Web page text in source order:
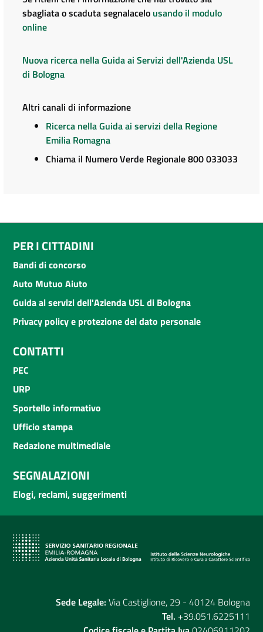
sbagliata o scaduta segnalacelo usando il modulo
online
Nuova ricerca nella Guida ai Servizi dell'Azienda USL
di Bologna
Altri canali di informazione
Ricerca nella Guida ai servizi della Regione
Emilia Romagna
Chiama il Numero Verde Regionale 800 033033
PER I CITTADINI
Bandi di concorso
Auto Mutuo Aiuto
Guida ai servizi dell'Azienda USL di Bologna
Privacy policy e protezione del dato personale
CONTATTI
PEC
URP
Sportello informativo
Ufficio stampa
Redazione multimediale
SEGNALAZIONI
Elogi, reclami, suggerimenti
Sede Legale: Via Castiglione, 29 - 40124 Bologna
Tel. +39.051.6225111